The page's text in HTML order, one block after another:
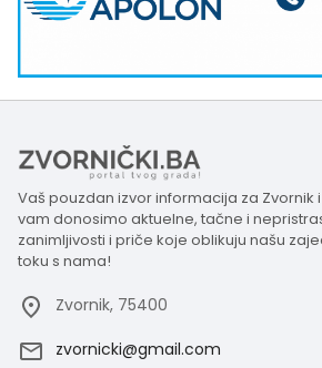
Vaš pouzdan izvor informacija za Zvornik
vam donosimo aktuelne, tačne i
zanimljivosti i priče koje oblikuju našu
toku s nama!
Zvornik, 75400
zvornicki@gmail.com